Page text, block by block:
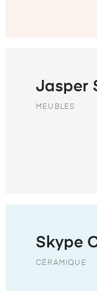
Jasper
MEUBLES
Skype
CÉRAMIQUE